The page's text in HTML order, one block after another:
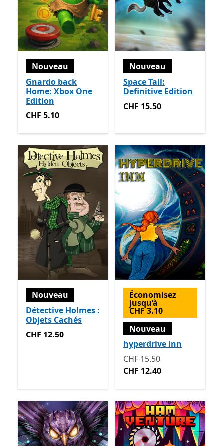
Nouveau
Gnardo back
Home: Xbox One
Edition
CHF 5.10
CHF 5.10
Nouveau
Space Tail:
Definitive Edition
CHF 15.50
CHF 15.50
Nouveau
Détective Holmes :
Objets Cachés
CHF 12.50
CHF 12.50
Économisez
jusqu’à
CHF 3.10
Nouveau
hyperdrive inn
Initialement CHF 15.50
CHF 15.50
CHF 12.40